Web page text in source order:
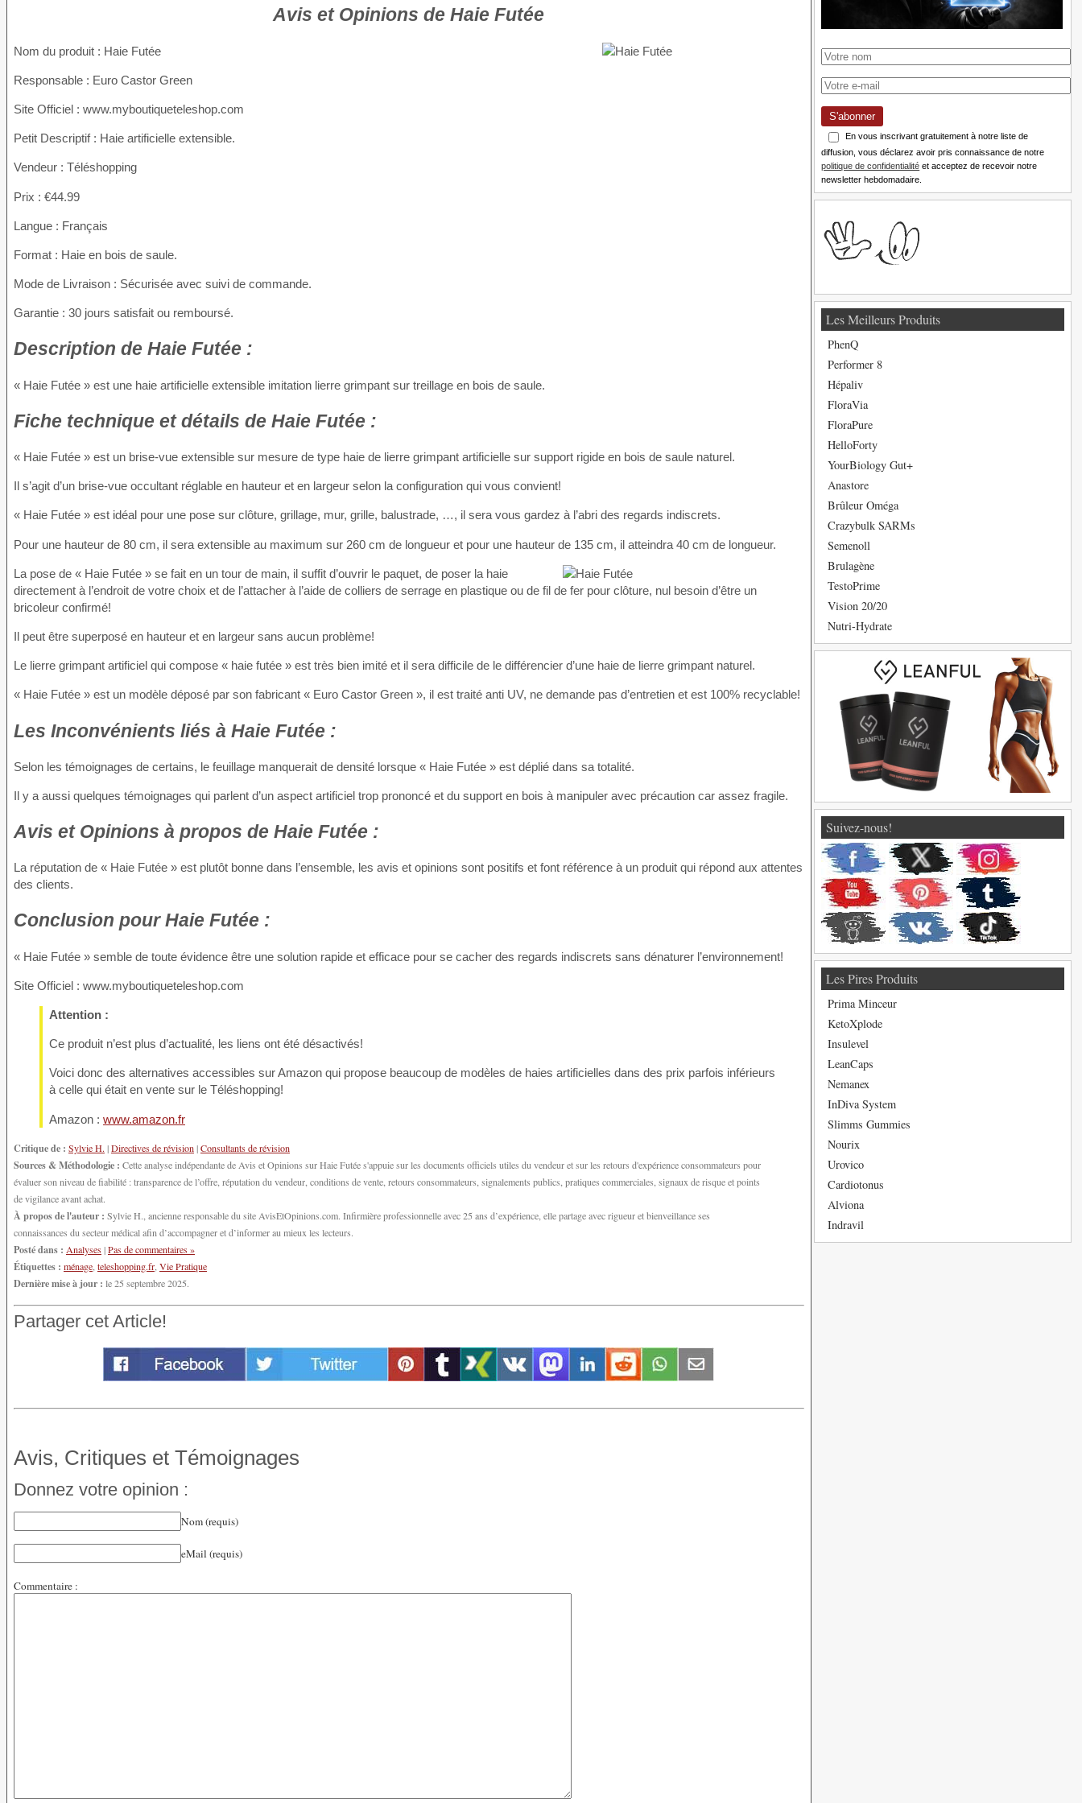
Avis et Opinions de Haie Futée
Nom du produit : Haie Futée
Responsable : Euro Castor Green
Site Officiel : www.myboutiqueteleshop.com
Petit Descriptif : Haie artificielle extensible.
Vendeur : Téléshopping
Prix : €44.99
Langue : Français
Format : Haie en bois de saule.
Mode de Livraison : Sécurisée avec suivi de commande.
Garantie : 30 jours satisfait ou remboursé.
Description de Haie Futée :
« Haie Futée » est une haie artificielle extensible imitation lierre grimpant sur treillage en bois de saule.
Fiche technique et détails de Haie Futée :
« Haie Futée » est un brise-vue extensible sur mesure de type haie de lierre grimpant artificielle sur support rigide en bois de saule naturel.
Il s’agit d’un brise-vue occultant réglable en hauteur et en largeur selon la configuration qui vous convient!
« Haie Futée » est idéal pour une pose sur clôture, grillage, mur, grille, balustrade, …, il sera vous gardez à l’abri des regards indiscrets.
Pour une hauteur de 80 cm, il sera extensible au maximum sur 260 cm de longueur et pour une hauteur de 135 cm, il atteindra 40 cm de longueur.
La pose de « Haie Futée » se fait en un tour de main, il suffit d’ouvrir le paquet, de poser la haie
directement à l’endroit de votre choix et de l’attacher à l’aide de colliers de serrage en plastique ou de fil de fer pour clôture, nul besoin d’être un
bricoleur confirmé!
Il peut être superposé en hauteur et en largeur sans aucun problème!
Le lierre grimpant artificiel qui compose « haie futée » est très bien imité et il sera difficile de le différencier d’une haie de lierre grimpant naturel.
« Haie Futée » est un modèle déposé par son fabricant « Euro Castor Green », il est traité anti UV, ne demande pas d’entretien et est 100% recyclable!
Les Inconvénients liés à Haie Futée :
Selon les témoignages de certains, le feuillage manquerait de densité lorsque « Haie Futée » est déplié dans sa totalité.
Il y a aussi quelques témoignages qui parlent d’un aspect artificiel trop prononcé et du support en bois à manipuler avec précaution car assez fragile.
Avis et Opinions à propos de Haie Futée :
La réputation de « Haie Futée » est plutôt bonne dans l’ensemble, les avis et opinions sont positifs et font référence à un produit qui répond aux attentes
des clients.
Conclusion pour Haie Futée :
« Haie Futée » semble de toute évidence être une solution rapide et efficace pour se cacher des regards indiscrets sans dénaturer l’environnement!
Site Officiel : www.myboutiqueteleshop.com
Attention :
Ce produit n’est plus d’actualité, les liens ont été désactivés!
Voici donc des alternatives accessibles sur Amazon qui propose beaucoup de modèles de haies artificielles dans des prix parfois inférieurs
à celle qui était en vente sur le Téléshopping!
Amazon : www.amazon.fr
Critique de : Sylvie H. |Directives de révision|Consultants de révision
Sources & Méthodologie : Cette analyse indépendante de Avis et Opinions sur Haie Futée s'appuie sur les documents officiels utiles du vendeur et sur les retours d'expérience consommateurs pour
évaluer son niveau de fiabilité : transparence de l’offre, réputation du vendeur, conditions de vente, retours consommateurs, signalements publics, pratiques commerciales, signaux de risque et points
de vigilance avant achat.
À propos de l'auteur : Sylvie H., ancienne responsable du site AvisEtOpinions.com. Infirmière professionnelle avec 25 ans d’expérience, elle partage avec rigueur et bienveillance ses
connaissances du secteur médical afin d’accompagner et d’informer au mieux les lecteurs.
Posté dans : Analyses|Pas de commentaires »
Étiquettes : ménage teleshopping.fr Vie Pratique
Dernière mise à jour : le 25 septembre 2025.
Partager cet Article!
Avis, Critiques et Témoignages
Donnez votre opinion :
Nom (requis)
eMail (requis)
Commentaire :
S'abonner
En vous inscrivant gratuitement à notre liste de
diffusion, vous déclarez avoir pris connaissance de notre
politique de confidentialité et acceptez de recevoir notre
newsletter hebdomadaire.
Les Meilleurs Produits
PhenQ
Performer 8
Hépaliv
FloraVia
FloraPure
HelloForty
YourBiology Gut+
Anastore
Brûleur Oméga
Crazybulk SARMs
Semenoll
Brulagène
TestoPrime
Vision 20/20
Nutri-Hydrate
Suivez-nous!
Les Pires Produits
Prima Minceur
KetoXplode
Insulevel
LeanCaps
Nemanex
InDiva System
Slimms Gummies
Nourix
Urovico
Cardiotonus
Alviona
Indravil